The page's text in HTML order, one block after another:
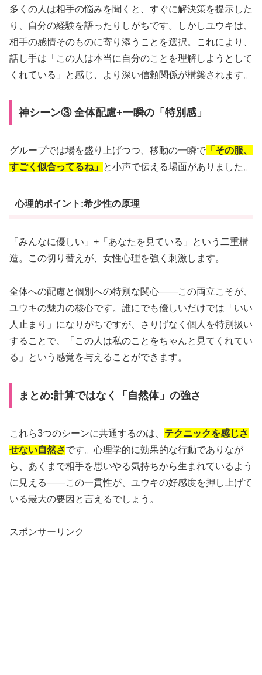
多くの人は相手の悩みを聞くと、すぐに解決策を提示した
り、自分の経験を語ったりしがちです。しかしユウキは、
相手の感情そのものに寄り添うことを選択。これにより、
話し手は「この人は本当に自分のことを理解しようとして
くれている」と感じ、より深い信頼関係が構築されます。
神シーン③ 全体配慮+一瞬の「特別感」
グループでは場を盛り上げつつ、移動の一瞬で 「その服、
すごく似合ってるね」
と小声で伝える場面がありました。
心理的ポイント:希少性の原理
「みんなに優しい」+「あなたを見ている」という二重構
造。この切り替えが、女性心理を強く刺激します。
全体への配慮と個別への特別な関心——この両立こそが、
ユウキの魅力の核心です。誰にでも優しいだけでは「いい
人止まり」になりがちですが、さりげなく個人を特別扱い
することで、「この人は私のことをちゃんと見てくれてい
る」という感覚を与えることができます。
まとめ:計算ではなく「自然体」の強さ
これら3つのシーンに共通するのは、 テクニックを感じさ
せない自然さです。心理学的に効果的な行動でありなが
ら、あくまで相手を思いやる気持ちから生まれているよう
に見える——この一貫性が、ユウキの好感度を押し上げて
いる最大の要因と言えるでしょう。
スポンサーリンク